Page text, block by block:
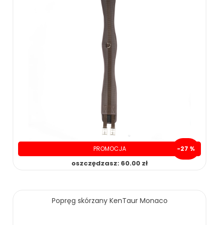
PROMOCJA -27 %
oszczędzasz: 60.00 zł
Popręg skórzany KenTaur Monaco